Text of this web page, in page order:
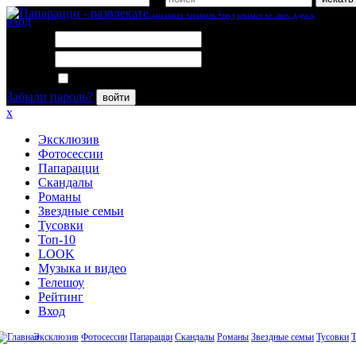
вход
Забыли пароль?
войти
x
Эксклюзив
Фотосессии
Папарацци
Скандалы
Романы
Звездные семьи
Тусовки
Топ-10
LOOK
Музыка и видео
Телешоу
Рейтинг
Вход
Эксклюзив Фотосессии Папарацци Скандалы Романы Звездные семьи Тусовки